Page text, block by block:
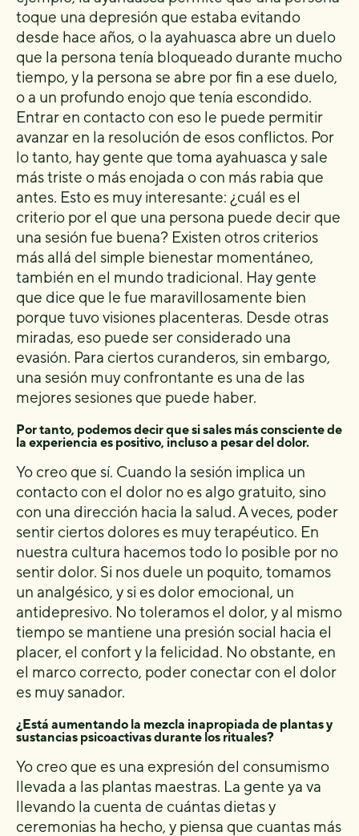
toque una depresión que estaba evitando
desde hace años, o la ayahuasca abre un duelo
que la persona tenía bloqueado durante mucho
tiempo, y la persona se abre por fin a ese duelo,
o a un profundo enojo que tenía escondido.
Entrar en contacto con eso le puede permitir
avanzar en la resolución de esos conflictos. Por
lo tanto, hay gente que toma ayahuasca y sale
más triste o más enojada o con más rabia que
antes. Esto es muy interesante: ¿cuál es el
criterio por el que una persona puede decir que
una sesión fue buena? Existen otros criterios
más allá del simple bienestar momentáneo,
también en el mundo tradicional. Hay gente
que dice que le fue maravillosamente bien
porque tuvo visiones placenteras. Desde otras
miradas, eso puede ser considerado una
evasión. Para ciertos curanderos, sin embargo,
una sesión muy confrontante es una de las
mejores sesiones que puede haber.
Por tanto, podemos decir que si sales más consciente de
la experiencia es positivo, incluso a pesar del dolor.
Yo creo que sí. Cuando la sesión implica un
contacto con el dolor no es algo gratuito, sino
con una dirección hacia la salud. A veces, poder
sentir ciertos dolores es muy terapéutico. En
nuestra cultura hacemos todo lo posible por no
sentir dolor. Si nos duele un poquito, tomamos
un analgésico, y si es dolor emocional, un
antidepresivo. No toleramos el dolor, y al mismo
tiempo se mantiene una presión social hacia el
placer, el confort y la felicidad. No obstante, en
el marco correcto, poder conectar con el dolor
es muy sanador.
¿Está aumentando la mezcla inapropiada de plantas y
sustancias psicoactivas durante los rituales?
Yo creo que es una expresión del consumismo
llevada a las plantas maestras. La gente ya va
llevando la cuenta de cuántas dietas y
ceremonias ha hecho, y piensa que cuantas más